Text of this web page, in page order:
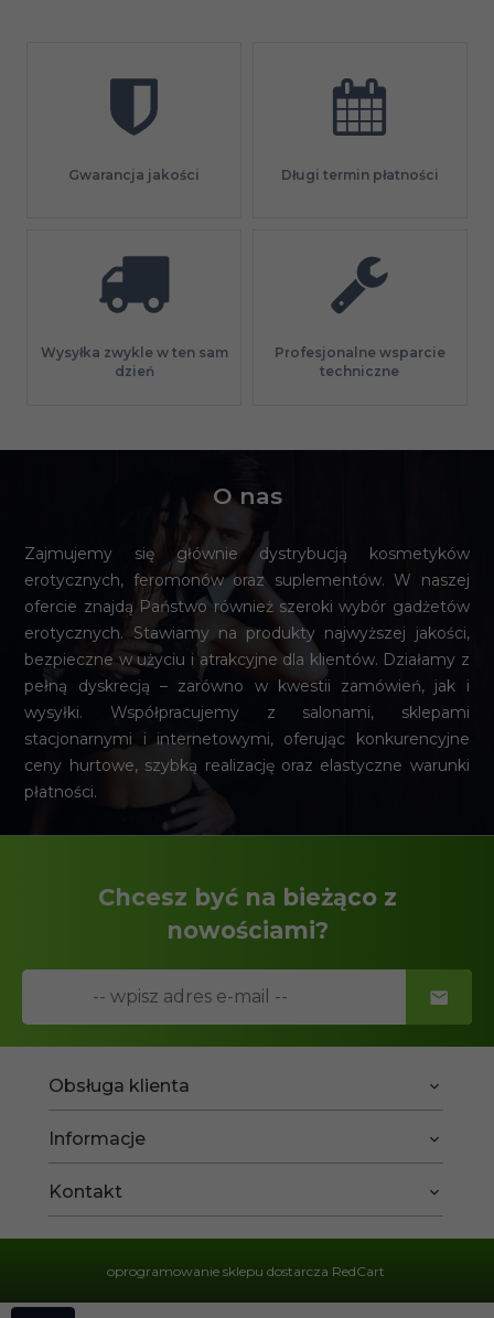
Gwarancja jakości Długi termin płatności
Wysyłka zwykle w ten sam
dzień
Profesjonalne wsparcie
techniczne
O nas
Zajmujemy się głównie dystrybucją kosmetyków
erotycznych, feromonów oraz suplementów. W naszej
ofercie znajdą Państwo również szeroki wybór gadżetów
erotycznych. Stawiamy na produkty najwyższej jakości,
bezpieczne w użyciu i atrakcyjne dla klientów. Działamy z
pełną dyskrecją – zarówno w kwestii zamówień, jak i
wysyłki. Współpracujemy z salonami, sklepami
stacjonarnymi i internetowymi, oferując konkurencyjne
ceny hurtowe, szybką realizację oraz elastyczne warunki
płatności.
Chcesz być na bieżąco z
nowościami?
Obsługa klienta
Informacje
Kontakt
oprogramowanie sklepu dostarcza RedCart